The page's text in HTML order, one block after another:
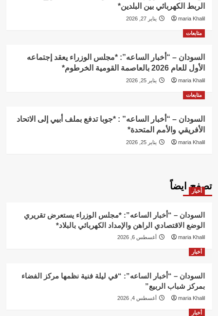
الربط الكهربائي بين البلدين*
maria Khalil يناير 27, 2026
متابعات
السودان – “أخبار الساعه”: *مجلس الوزراء يعقد إجتماعه
الأول للعام 2026 بالعاصمة القومية الخرطوم*
maria Khalil يناير 25, 2026
متابعات
السودان – “أخبار الساعه” : *جوبا تدفع بملف أبيي إلى الاتحاد
الأفريقي والأمم المتحدة*
maria Khalil يناير 25, 2026
تصفح ايضاً
أخبار
السودان – “أخبار الساعه”: *مجلس الوزراء يستعرض تقريري
الوضع الاقتصادي الراهن والإمداد الكهربائي بالبلاد*
maria Khalil أغسطس 6, 2026
أخبار
السودان – “أخبار الساعه”: “في ليلة فنية نظمها مركز الفضاء
بمركز شباب الربيع”
maria Khalil أغسطس 4, 2026
أخبار